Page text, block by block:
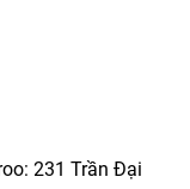
231 Trần Đại